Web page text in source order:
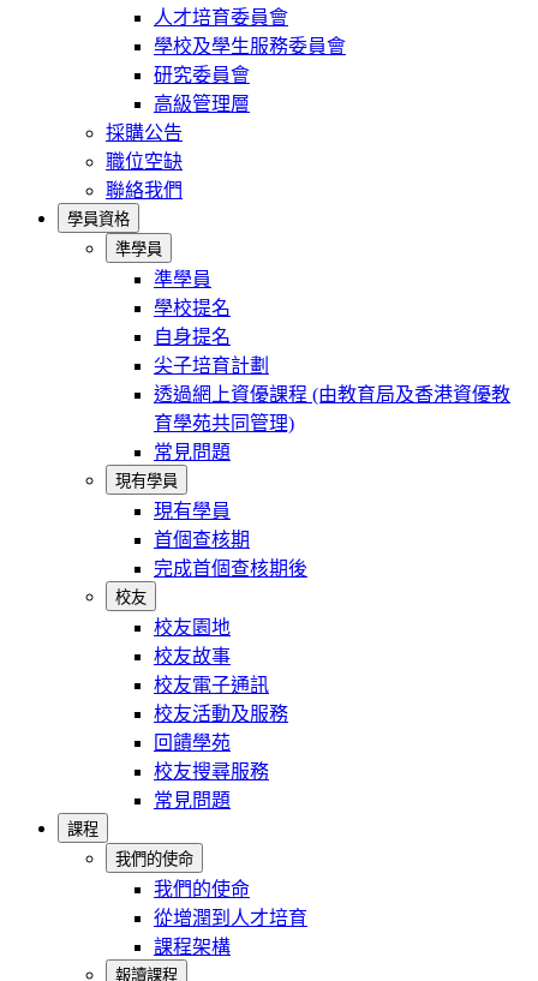
人才培育委員會
學校及學生服務委員會
研究委員會
高級管理層
採購公告
職位空缺
聯絡我們
學員資格
準學員
準學員
學校提名
自身提名
尖子培育計劃
透過網上資優課程 (由教育局及香港資優教
育學苑共同管理)
常見問題
現有學員
現有學員
首個查核期
完成首個查核期後
校友
校友園地
校友故事
校友電子通訊
校友活動及服務
回饋學苑
校友搜尋服務
常見問題
課程
我們的使命
我們的使命
從增潤到人才培育
課程架構
報讀課程